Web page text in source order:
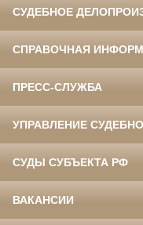
СУДЕБНОЕ
СПРАВОЧНАЯ
ПРЕСС-СЛУЖБА
УПРАВЛЕНИЕ
СУДЫ СУБЪЕКТА РФ
ВАКАНСИИ